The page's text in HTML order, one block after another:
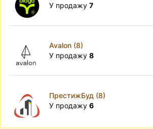
У продажу 7
Avalon (8)
У продажу 8
ПрестижБуд (8)
У продажу 6